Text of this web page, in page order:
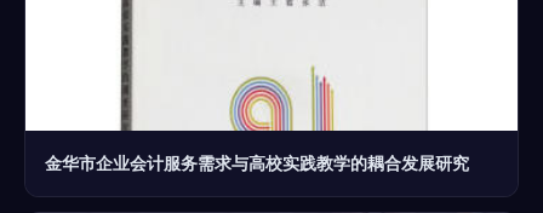
金华市企业会计服务需求与高校实践教学的耦合发展研究